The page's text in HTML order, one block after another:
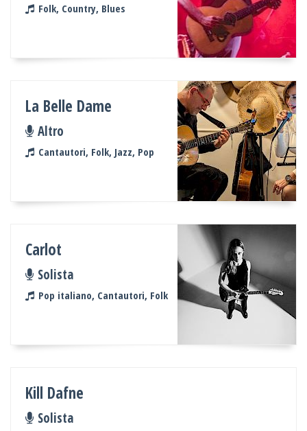
Folk, Country, Blues
La Belle Dame
Altro
Cantautori, Folk, Jazz, Pop
Carlot
Solista
Pop italiano, Cantautori, Folk
Kill Dafne
Solista